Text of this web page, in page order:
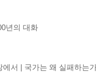
년의 대화
에서 | 국가는 왜 실패하는